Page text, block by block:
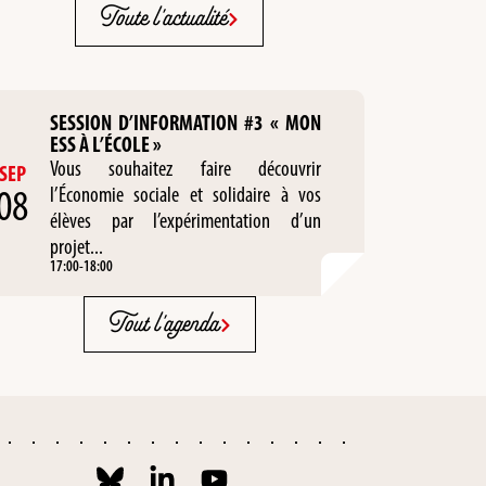
Toute l'actualité
SESSION D’INFORMATION #3 « MON
ESS À L’ÉCOLE »
Vous souhaitez faire découvrir
l’Économie sociale et solidaire à vos
élèves par l’expérimentation d’un
projet...
17:00-18:00
Tout l'agenda